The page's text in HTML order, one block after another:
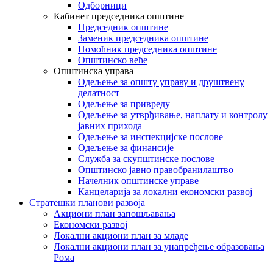
Одборници
Кабинет председника општине
Председник општине
Заменик председника општине
Помоћник председника општине
Општинско веће
Општинска управа
Одељење за општу управу и друштвену
делатност
Одељење за привреду
Одељење за утврђивање, наплату и контролу
јавних прихода
Одељење за инспекцијске послове
Одељење за финансије
Служба за скупштинске послове
Општинско јавно правобранилаштво
Начелник општинске управе
Канцеларија за локални економски развој
Стратешки планови развоја
Акциони план запошљавања
Економски развој
Локални акциони план за младе
Локални акциони план за унапређење образовања
Рома